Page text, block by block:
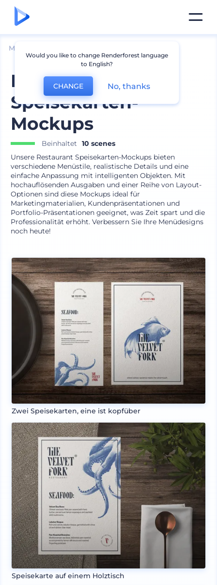
Mockups
Restaurant
Speisekarten-
Mockups
Beinhaltet
10 scenes
Unsere Restaurant Speisekarten-Mockups bieten
verschiedene Menüstile, realistische Details und eine
einfache Anpassung mit intelligenten Objekten. Mit
hochauflösenden Ausgaben und einer Reihe von Layout-
Optionen sind diese Mockups ideal für
Marketingmaterialien, Kundenpräsentationen und
Portfolio-Präsentationen geeignet, was Zeit spart und die
Professionalität erhöht. Verbessern Sie Ihre Menüdesigns
noch heute!
Zwei Speisekarten, eine ist kopfüber
Speisekarte auf einem Holztisch
Would you like to change Renderforest language
to English?
CHANGE No, thanks